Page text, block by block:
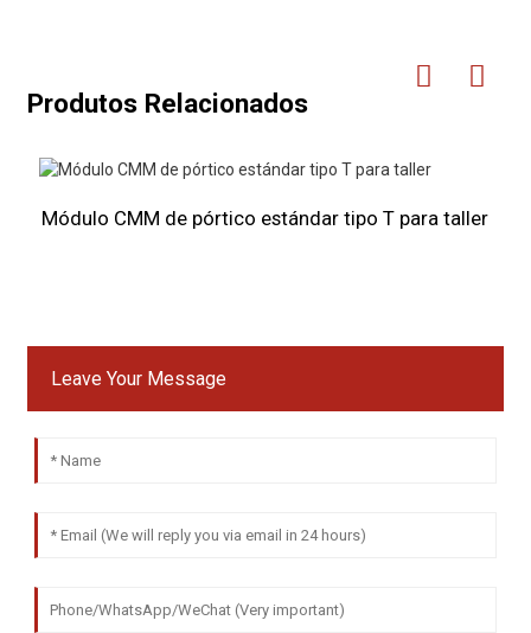
Produtos Relacionados
Módulo CMM de pórtico estándar tipo T para taller
Leave Your Message